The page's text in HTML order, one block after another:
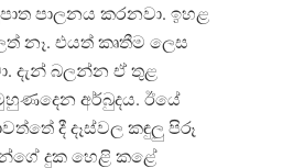
පාලනය කරනවා. ඉහළ
නෑ. එයත් කෘතීම ලෙස
දැන් බලන්න ඒ තුළ
මුහුණදෙන අර්බුදය. ඊයේ
දී දෑස්වල කඳුලු පිරූ
දුක හෙළි කළේ